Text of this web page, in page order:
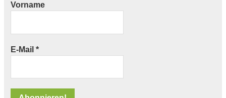
Vorname
E-Mail *